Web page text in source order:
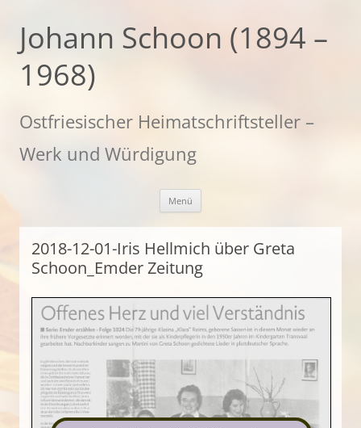
springen
Johann Schoon (1894 –
1968)
Ostfriesischer Heimatschriftsteller –
Werk und Würdigung
Menü
2018-12-01-Iris Hellmich über Greta
Schoon_Emder Zeitung